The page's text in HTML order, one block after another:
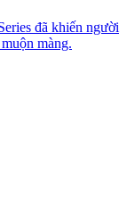
đã khiến người
màng.